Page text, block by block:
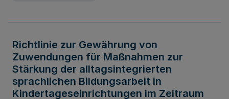
Richtlinie zur Gewährung von
Zuwendungen für Maßnahmen zur
Stärkung der alltagsintegrierten
sprachlichen Bildungsarbeit in
Kindertageseinrichtungen im Zeitraum